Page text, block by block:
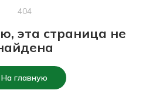
404
эта страница не
На главную